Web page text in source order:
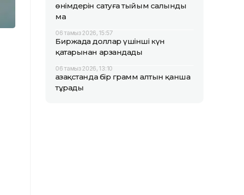
өнімдерін сатуға тыйым салынды
ма
06 тамыз 2026, 15:57
Биржада доллар үшінші күн
қатарынан арзандады
06 тамыз 2026, 13:10
Қазақстанда бір грамм алтын қанша
тұрады